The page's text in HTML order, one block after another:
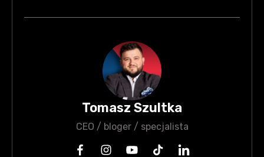
Tomasz Szultka
CEO / bloger / specjalista